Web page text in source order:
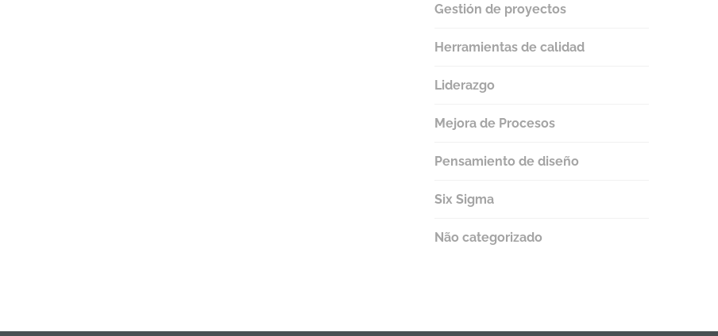
Gestión de proyectos
Herramientas de calidad
Liderazgo
Mejora de Procesos
Pensamiento de diseño
Six Sigma
Não categorizado